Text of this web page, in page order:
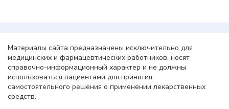
Материалы сайта предназначены исключительно для
медицинских и фармацевтических работников, носят
справочно-информационный характер и не должны
использоваться пациентами для принятия
самостоятельного решения о применении лекарственных
средств.